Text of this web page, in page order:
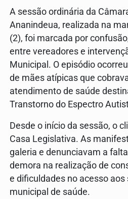
A sessão ordinária da
Ananindeua, realizada na
(2), foi marcada por
entre vereadores e
Municipal. O episódio
de mães atípicas que
atendimento de saúde
Transtorno do Espectro
Desde o início da sessão, o
Casa Legislativa. As
galeria e denunciavam a
demora na realização de
e dificuldades no acesso aos
municipal de saúde.